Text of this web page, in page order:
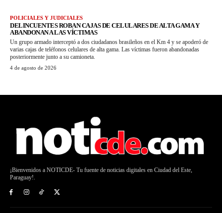
POLICIALES Y JUDICIALES
DELINCUENTES ROBAN CAJAS DE CELULARES DE ALTA GAMA Y
ABANDONAN A LAS VÍCTIMAS
Un grupo armado interceptó a dos ciudadanos brasileños en el Km 4 y se apoderó de
varias cajas de teléfonos celulares de alta gama. Las víctimas fueron abandonadas
posteriormente junto a su camioneta.
4 de agosto de 2026
¡Bienvenidos a NOTICDE- Tu fuente de noticias digitales en Ciudad del Este,
Paraguay!.